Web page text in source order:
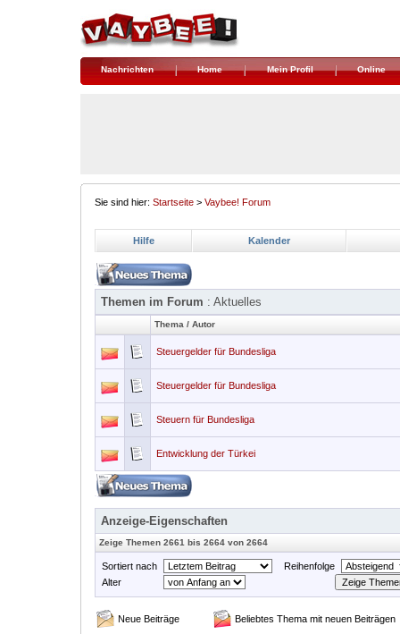
Nachrichten Home Mein Profil Online
Sie sind hier: Startseite > Vaybee! Forum
Hilfe Kalender
Themen im Forum : Aktuelles
Thema / Autor
Steuergelder für Bundesliga
Steuergelder für Bundesliga
Steuern für Bundesliga
Entwicklung der Türkei
Anzeige-Eigenschaften
Zeige Themen 2661 bis 2664 von 2664
Sortiert nach
Reihenfolge
Alter
Neue Beiträge
Beliebtes Thema mit neuen Beiträgen